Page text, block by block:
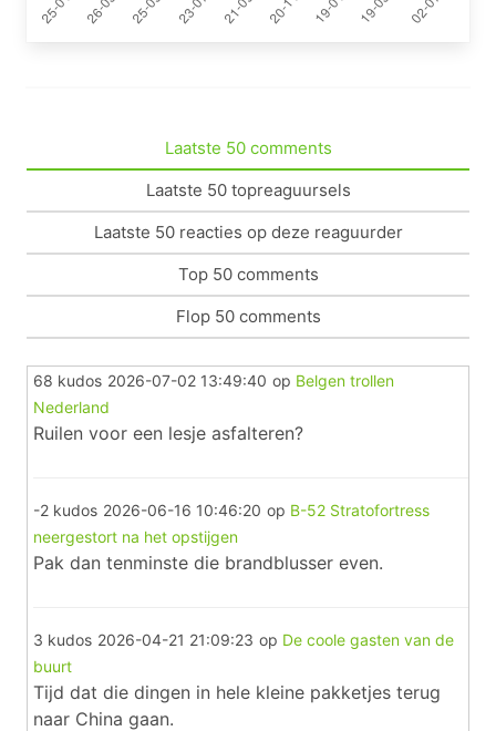
Laatste 50 comments
Laatste 50 topreaguursels
Laatste 50 reacties op deze reaguurder
Top 50 comments
Flop 50 comments
68 kudos 2026-07-02 13:49:40 op Belgen trollen
Nederland
Ruilen voor een lesje asfalteren?
-2 kudos 2026-06-16 10:46:20 op B-52 Stratofortress
neergestort na het opstijgen
Pak dan tenminste die brandblusser even.
3 kudos 2026-04-21 21:09:23 op De coole gasten van de
buurt
Tijd dat die dingen in hele kleine pakketjes terug
naar China gaan.